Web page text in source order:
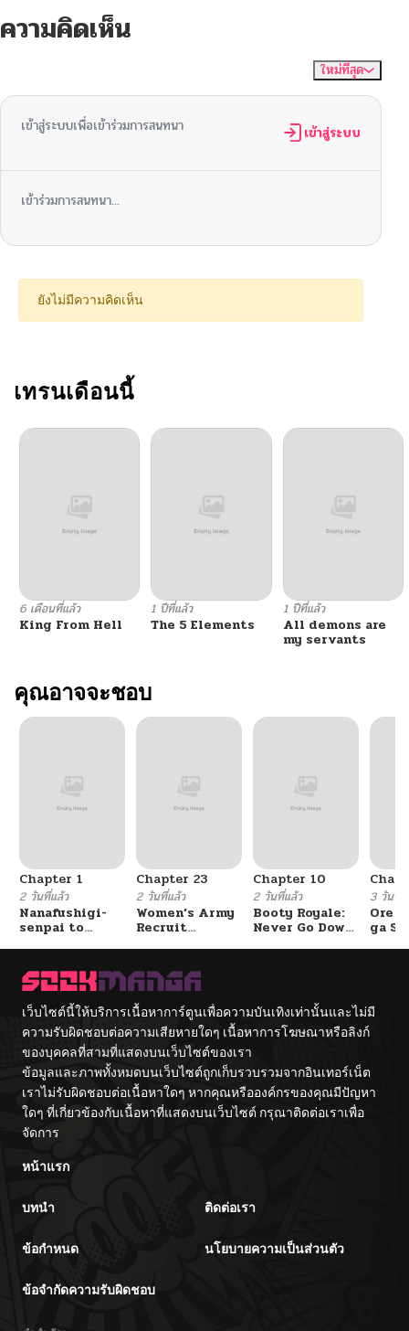
ความคิดเห็น
ใหม่ที่สุด
เข้าสู่ระบบเพื่อเข้าร่วมการสนทนา เข้าสู่ระบบ
เข้าร่วมการสนทนา...
ยังไม่มีความคิดเห็น
เทรนเดือนนี้
6 เดือนที่แล้ว
King From Hell
1 ปีที่แล้ว
The 5 Elements
1 ปีที่แล้ว
All demons are
my servants
คุณอาจจะชอบ
Chapter 1
2 วันที่แล้ว
Nanafushigi-
senpai to
Chapter 23
2 วันที่แล้ว
Women’s Army
Recruit
Chapter 10
2 วันที่แล้ว
Booty Royale:
Never Go Down
3 วันที่
Ore
ga
เว็บไซต์นี้ให้บริการเนื้อหาการ์ตูนเพื่อความบันเทิงเท่านั้นและไม่มี
ความรับผิดชอบต่อความเสียหายใดๆ เนื้อหาการโฆษณาหรือลิงก์
ของบุคคลที่สามที่แสดงบนเว็บไซต์ของเรา
ข้อมูลและภาพทั้งหมดบนเว็บไซต์ถูกเก็บรวบรวมจากอินเทอร์เน็ต
เราไม่รับผิดชอบต่อเนื้อหาใดๆ หากคุณหรือองค์กรของคุณมีปัญหา
ใดๆ ที่เกี่ยวข้องกับเนื้อหาที่แสดงบนเว็บไซต์ กรุณาติดต่อเราเพื่อ
จัดการ
หน้าแรก
บทนำ ติดต่อเรา
ข้อกำหนด นโยบายความเป็นส่วนตัว
ข้อจำกัดความรับผิดชอบ